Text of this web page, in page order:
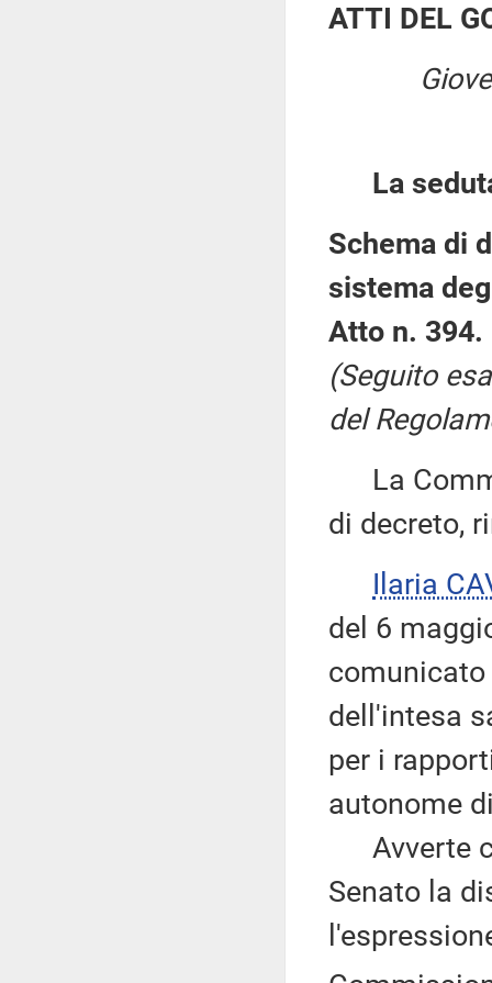
ATTI DEL
La
Schema di
sistema
Atto n. 394.
(Seguito
del
La
di decreto,
Ilaria
del 6
dell'intesa
per i
autonome
Avverte
Senato la